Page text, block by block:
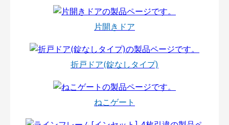
片開きドア
折戸ドア(錠なしタイプ)
ねこゲート